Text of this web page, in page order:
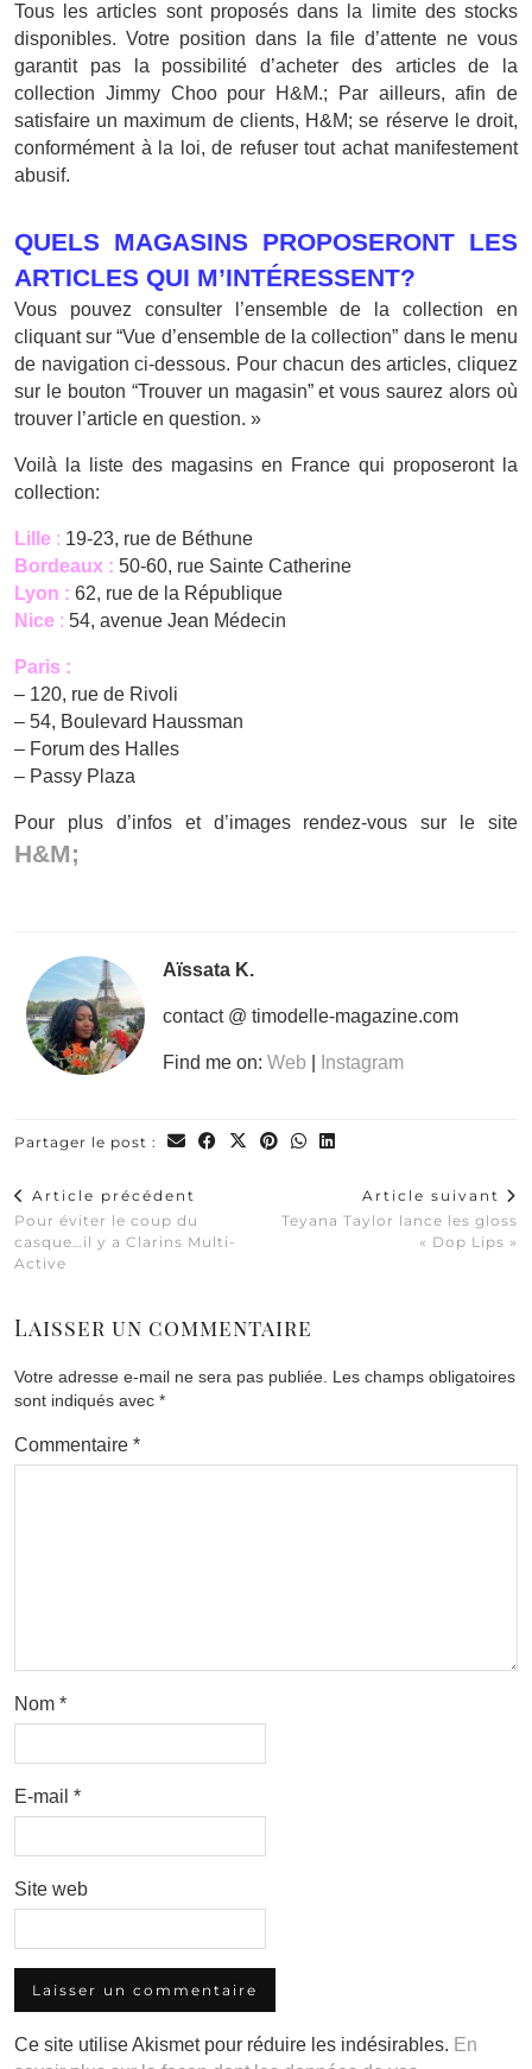
Tous les articles sont proposés dans la limite des stocks
disponibles. Votre position dans la file d’attente ne vous
garantit pas la possibilité d’acheter des articles de la
collection Jimmy Choo pour H&M.; Par ailleurs, afin de
satisfaire un maximum de clients, H&M; se réserve le droit,
conformément à la loi, de refuser tout achat manifestement
abusif.
QUELS MAGASINS PROPOSERONT LES
ARTICLES QUI M’INTÉRESSENT?
Vous pouvez consulter l’ensemble de la collection en
cliquant sur “Vue d’ensemble de la collection” dans le menu
de navigation ci-dessous. Pour chacun des articles, cliquez
sur le bouton “Trouver un magasin” et vous saurez alors où
trouver l’article en question. »
Voilà la liste des magasins en France qui proposeront la
collection:
Lille : 19-23, rue de Béthune
Bordeaux : 50-60, rue Sainte Catherine
Lyon : 62, rue de la République
Nice : 54, avenue Jean Médecin
Paris :
– 120, rue de Rivoli
– 54, Boulevard Haussman
– Forum des Halles
– Passy Plaza
Pour plus d’infos et d’images rendez-vous sur le site
H&M;
Aïssata K.
contact @ timodelle-magazine.com
Find me on: Web Instagram
Partager le post :
Article précédent
Pour éviter le coup du
casque…il y a Clarins Multi-
Active
Article suivant
Teyana Taylor lance les gloss
« Dop Lips »
Laisser un commentaire
Votre adresse e-mail ne sera pas publiée. Les champs obligatoires
sont indiqués avec *
Commentaire *
Nom *
E-mail *
Site web
Ce site utilise Akismet pour réduire les indésirables. En